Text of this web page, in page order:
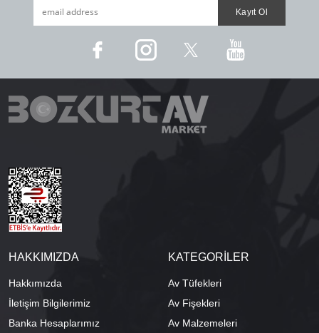
HAKKIMIZDA
Hakkımızda
İletişim Bilgilerimiz
Banka Hesaplarımız
KATEGORİLER
Av Tüfekleri
Av Fişekleri
Av Malzemeleri